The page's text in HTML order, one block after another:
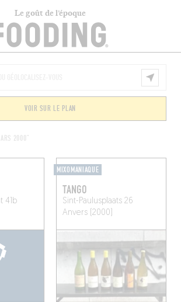
Le goût de l’époque
2000"
VOIR SUR LE PLAN
41b
MIXOMANIAQUE
TANGO
Sint-Paulusplaats 26
Anvers (2000)